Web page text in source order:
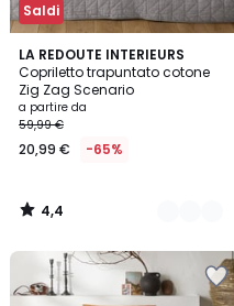
Saldi
LA REDOUTE INTERIEURS
Copriletto trapuntato cotone
Zig Zag Scenario
a partire da
59,99 €
20,99 € -65%
4,4
/ 5
9
Colori
4,4
/